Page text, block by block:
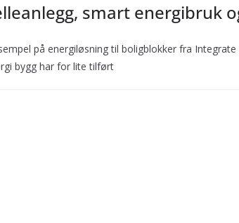
smart energibruk
på energiløsning til boligblokker fra
bygg har for lite tilført